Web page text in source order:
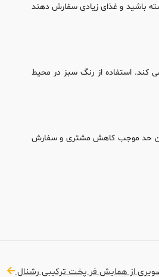
باشید و غذای زیادی سفارش دهند
کند. استفاده از رنگ سبز در محیط
این حد موجب کاهش مشتری و سفارش
از همایش فر پخت ترکیبی رشنال